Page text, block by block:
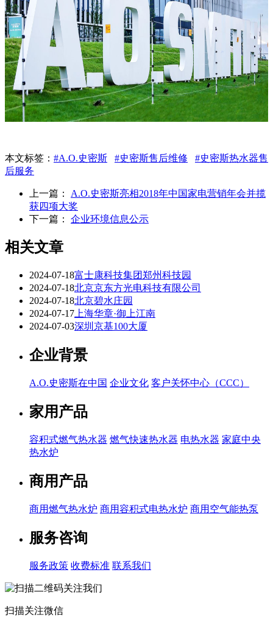
本文标签： #A.O.史密斯 #史密斯售后维修
#史密斯热水器售
后服务
上一篇： A.O.史密斯亮相2018年中国家电营销年会并揽
获四项大奖
下一篇： 企业环境信息公示
相关文章
2024-07-18富士康科技集团郑州科技园
2024-07-18北京京东方光电科技有限公司
2024-07-18北京碧水庄园
2024-07-17 上海华章·御上江南
2024-07-03深圳京基100大厦
企业背景
A.O.史密斯在中国 企业文化 客户关怀中心（CCC）
家用产品
容积式燃气热水器 燃气快速热水器 电热水器 家庭中央
热水炉
商用产品
商用燃气热水炉 商用容积式电热水炉 商用空气能热泵
服务咨询
服务政策 收费标准 联系我们
扫描关注微信